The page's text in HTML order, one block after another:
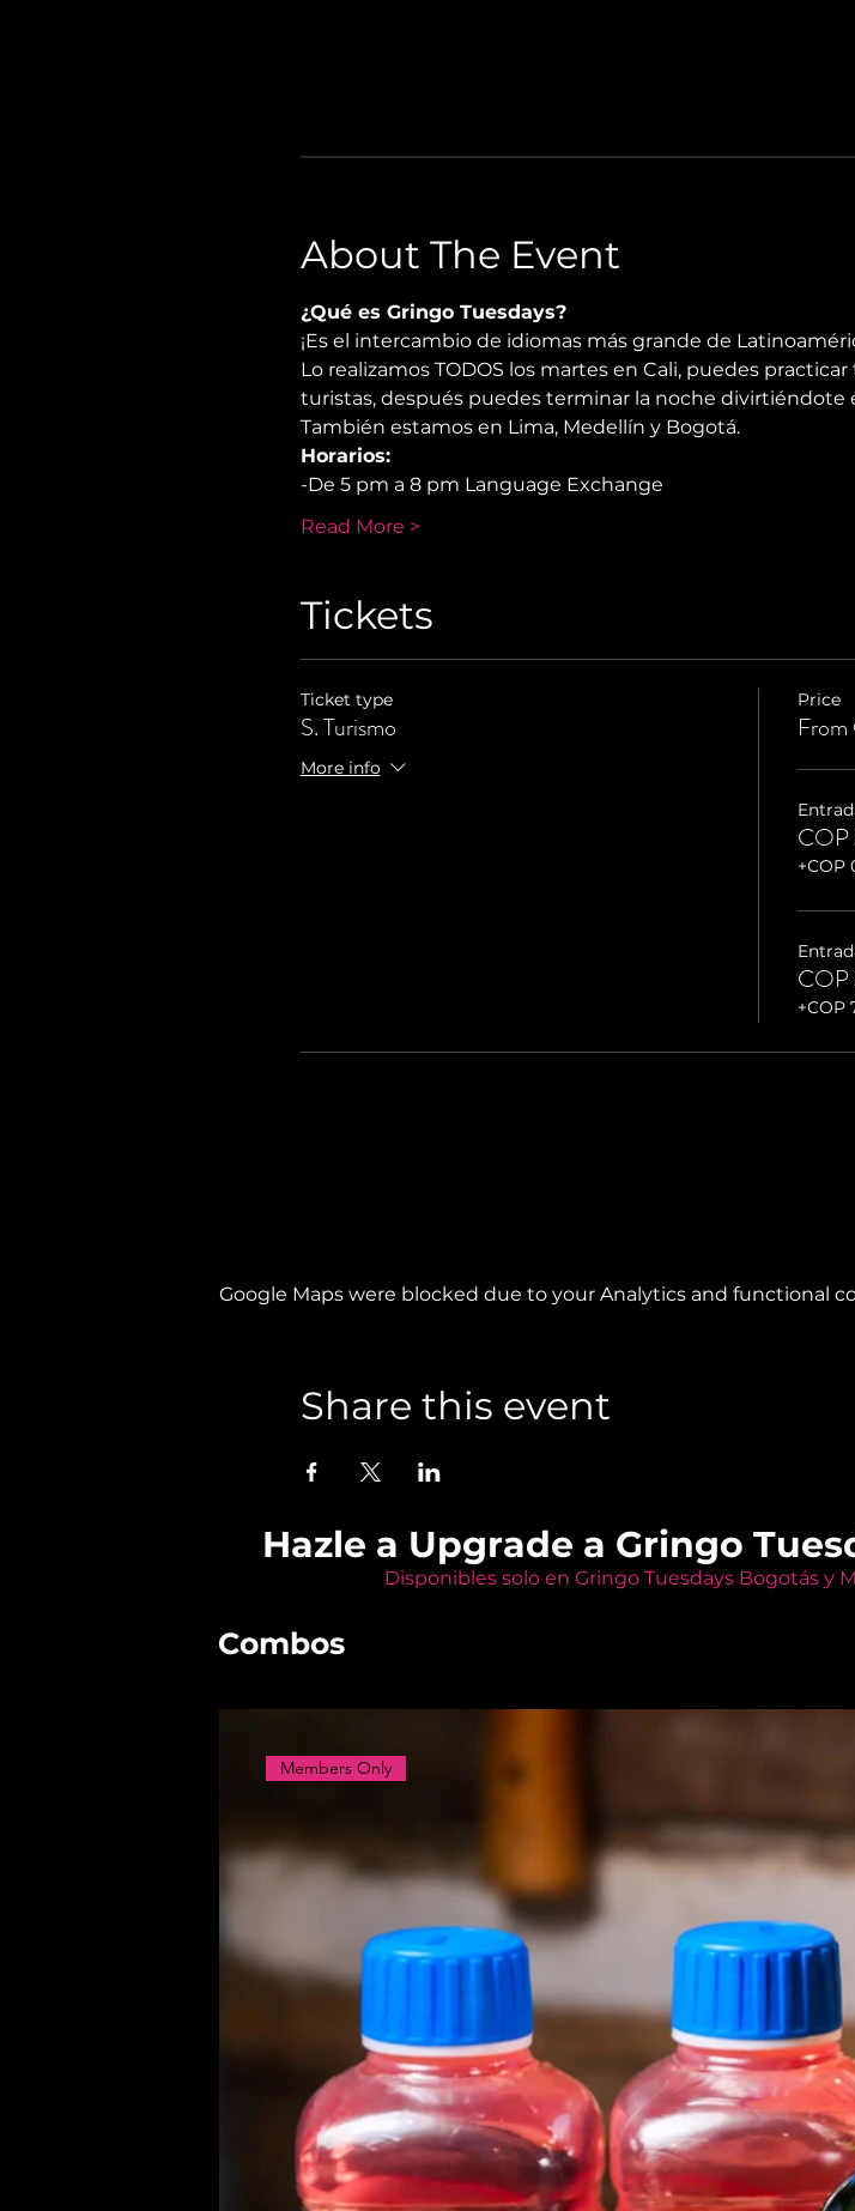
About The Event
¿Qué es Gringo Tuesdays?
¡Es el intercambio de idiomas más grande de
Lo realizamos TODOS los martes en Cali, puedes
turistas, después puedes terminar la noche divirtiéndote
También estamos en Lima, Medellín y Bogotá.
Horarios:
-De 5 pm a 8 pm Language Exchange
Read More >
Tickets
Ticket type
S. Turismo
More info
Price
+COP
+COP
Google Maps were blocked due to your Analytics and functional
Share this event
Hazle a Upgrade a Gringo
Disponibles solo en Gringo Tuesdays Bogotás y
Combos
Members Only